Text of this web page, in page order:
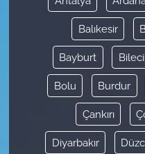
Balıkesir
Bayburt
Bolu Burdur
Çankırı
Diyarbakır